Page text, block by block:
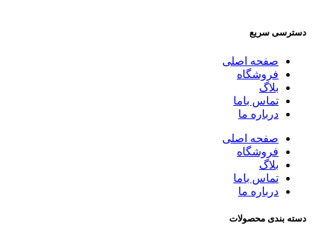
دسترسی سریع
صفحه اصلی
فروشگاه
بلاگ
تماس باما
درباره ما
صفحه اصلی
فروشگاه
بلاگ
تماس باما
درباره ما
دسته بندی محصولات